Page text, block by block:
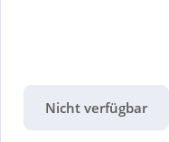
Nicht verfügbar